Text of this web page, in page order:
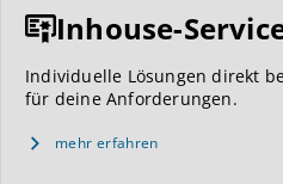
Inhouse-
Individuelle Lösungen direkt
für deine Anforderungen.
mehr erfahren